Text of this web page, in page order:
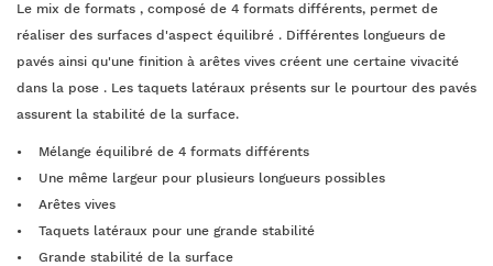
Le mix de formats , composé de 4 formats différents, permet de
réaliser des surfaces d'aspect équilibré . Différentes longueurs de
pavés ainsi qu'une finition à arêtes vives créent une certaine vivacité
dans la pose . Les taquets latéraux présents sur le pourtour des pavés
assurent la stabilité de la surface.
Mélange équilibré de 4 formats différents
Une même largeur pour plusieurs longueurs possibles
Arêtes vives
Taquets latéraux pour une grande stabilité
Grande stabilité de la surface